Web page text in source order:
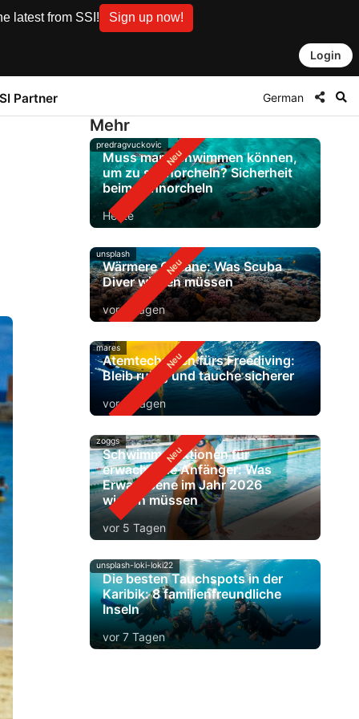
latest from SSI! Sign up now!
Login
Partner German
Mehr
predragvuckovic
Muss man schwimmen können,
um zu schnorcheln? Sicherheit
beim Schnorcheln
Heute
unsplash
Wärmere Ozeane: Was Scuba
Diver wissen müssen
vor 2 Tagen
mares
Atemtechniken fürs Freediving:
Bleib ruhig und tauche sicherer
vor 4 Tagen
zoggs
Schwimm-Lektionen für
erwachsene Anfänger: Was
Erwachsene im Jahr 2026
wissen müssen
vor 5 Tagen
unsplash-loki-loki22
Die besten Tauchspots in der
Karibik: 8 familienfreundliche
Inseln
vor 7 Tagen